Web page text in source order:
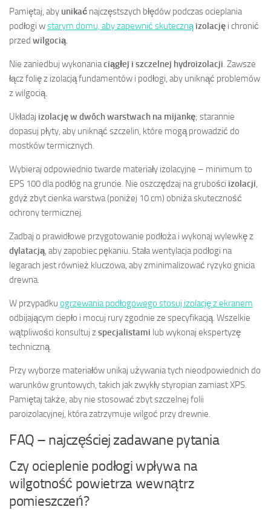
Pamiętaj, aby unikać najczęstszych błędów podczas ocieplania
podłogi wstarym domu, aby zapewnić skuteczną izolację i chronić
przed wilgocią
Nie zaniedbuj wykonaniaciągłej i szczelnej hydroizolacji . Zawsze
łącz folię z izolacją fundamentów i podłogi, aby uniknąć problemów
z wilgocią.
Układaj izolację w dwóch warstwach na mijankę; starannie
dopasuj płyty, aby uniknąć szczelin, które mogą prowadzić do
mostków termicznych.
Wybieraj odpowiednio twarde materiały izolacyjne – minimum to
EPS 100 dla podłóg na gruncie. Nie oszczędzaj na grubości izolacji
gdyż zbyt cienka warstwa (poniżej 10 cm) obniża skuteczność
ochrony termicznej.
Zadbaj o prawidłowe przygotowanie podłoża i wykonaj wylewkę z
dylatacją , aby zapobiec pękaniu. Stała wentylacja podłogi na
legarach jest również kluczowa, aby zminimalizować ryzyko gnicia
drewna.
W przypadku ogrzewania podłogowego stosuj izolację z ekranem
odbijającym ciepło i mocuj rury zgodnie ze specyfikacją. Wszelkie
wątpliwości konsultuj zspecjalistami lub wykonaj ekspertyzę
techniczną.
Przy wyborze materiałów unikaj używania tych nieodpowiednich do
warunków gruntowych, takich jak zwykły styropian zamiast XPS.
Pamiętaj także, aby nie stosować zbyt szczelnej folii
paroizolacyjnej, która zatrzymuje wilgoć przy drewnie.
FAQ – najczęściej zadawane pytania
Czy ocieplenie podłogi wpływa na
wilgotność powietrza wewnątrz
pomieszczeń?